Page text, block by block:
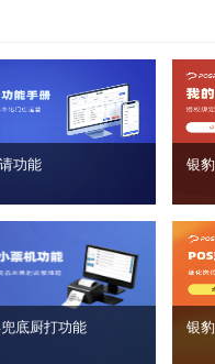
功能 银
底厨打功能 银